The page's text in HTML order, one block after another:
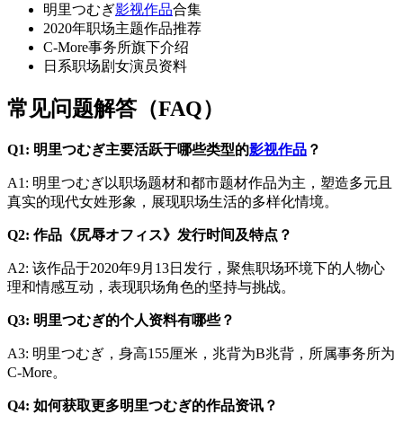
明里つむぎ影视作品合集
2020年职场主题作品推荐
C-More事务所旗下介绍
日系职场剧女演员资料
常见问题解答（FAQ）
Q1: 明里つむぎ主要活跃于哪些类型的影视作品 ？
A1: 明里つむぎ以职场题材和都市题材作品为主，塑造多元且
真实的现代女姓形象，展现职场生活的多样化情境。
Q2: 作品《尻辱オフィス》发行时间及特点？
A2: 该作品于2020年9月13日发行，聚焦职场环境下的人物心
理和情感互动，表现职场角色的坚持与挑战。
Q3: 明里つむぎ的个人资料有哪些？
A3: 明里つむぎ，身高155厘米，兆背为B兆背，所属事务所为
C-More。
Q4: 如何获取更多明里つむぎ的作品资讯？